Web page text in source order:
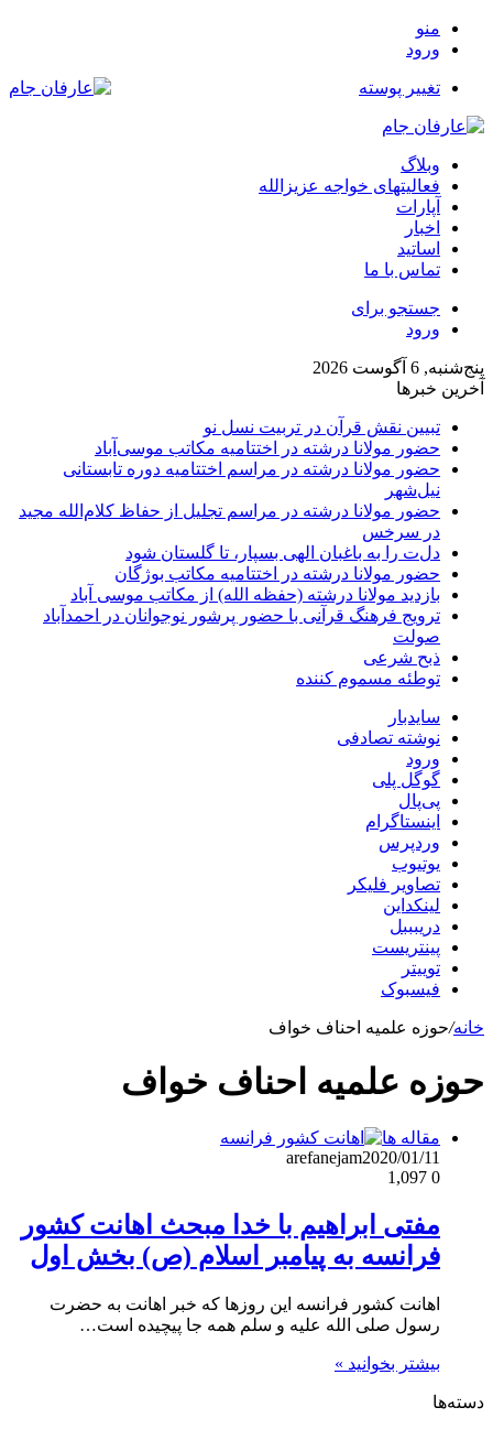
منو
ورود
تغییر پوسته
وبلاگ
فعالیتهای خواجه عزیزالله
آپارات
اخبار
اساتید
تماس با ما
جستجو برای
ورود
پنج‌شنبه, 6 آگوست 2026
آخرین خبرها
تبیین نقش قرآن در تربیت نسل نو
حضور مولانا درشته در اختتامیه مکاتب موسی‌آباد
حضور مولانا درشته در مراسم اختتامیه دوره تابستانی
نیل‌شهر
حضور مولانا درشته در مراسم تجلیل از حفاظ کلام‌الله مجید
در سرخس
دل‌ت را به باغبان الهی بسپار، تا گلستان شود
حضور مولانا درشته در اختتامیه مکاتب بوژگان
بازدید مولانا درشته (حفظه الله) از مکاتب موسی آباد
ترویج فرهنگ قرآنی با حضور پرشور نوجوانان در احمدآباد
صولت
ذبح شرعی
توطئه مسموم کننده
سایدبار
نوشته تصادفی
ورود
گوگل پلی
پی‌پال
اینستاگرام
وردپرس
یوتیوب
تصاویر فلیکر
لینکداین
دریبببل
پینتریست
توییتر
فیسبوک
خانه/حوزه علمیه احناف خواف
حوزه علمیه احناف خواف
مقاله ها
arefanejam2020/01/11
0
مفتی ابراهیم با خدا مبحث اهانت کشور
فرانسه به پیامبر اسلام (ص) بخش اول
اهانت کشور فرانسه این روزها که خبر اهانت به حضرت
رسول صلی الله علیه و سلم همه جا پیچیده است…
بیشتر بخوانید »
دسته‌ها